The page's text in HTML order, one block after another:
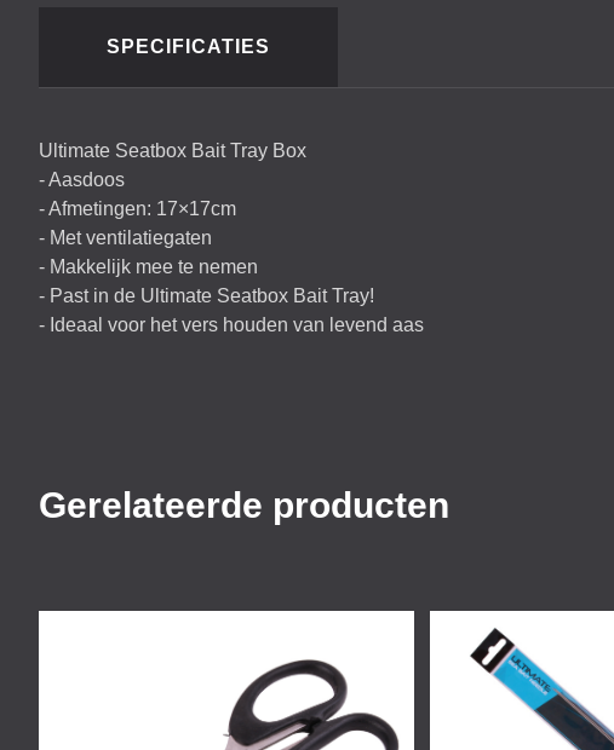
SPECIFICATIES
Ultimate Seatbox Bait Tray Box
- Aasdoos
- Afmetingen: 17×17cm
- Met ventilatiegaten
- Makkelijk mee te nemen
- Past in de Ultimate Seatbox Bait Tray!
- Ideaal voor het vers houden van levend aas
Gerelateerde producten